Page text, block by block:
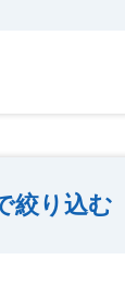
絞り込む